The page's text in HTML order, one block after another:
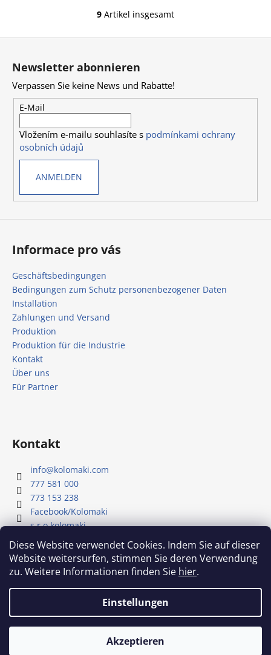
Diese Website verwendet Cookies. Indem Sie auf dieser
Website weitersurfen, stimmen Sie deren Verwendung
zu. Weitere Informationen finden Sie hier.
Einstellungen
Akzeptieren
S
e
r
e
m
d
e
t
9 Artikel insgesamt
F
Newsletter abonnieren
Verpassen Sie keine News und Rabatte!
E-Mail
Vložením e-mailu souhlasíte s podmínkami ochrany
osobních údajů
ANMELDEN
Informace pro vás
Geschäftsbedingungen
Bedingungen zum Schutz personenbezogener Daten
Installation
Zahlungen und Versand
Produktion
Produktion für die Industrie
Kontakt
Über uns
Für Partner
Kontakt
info@kolomaki.com
777 581 000
773 153 238
Facebook/Kolomaki
s.r.o.kolomaki
Youtube - Kolomaki
Kolomaki. Alle Rechte vorbehalten.